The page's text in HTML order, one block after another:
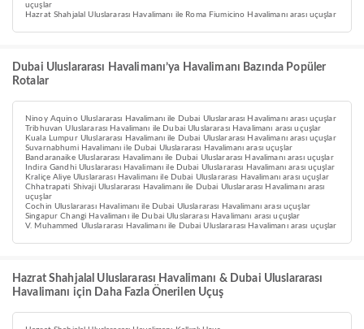
uçuşlar
Hazrat Shahjalal Uluslararası Havalimanı ile Roma Fiumicino Havalimanı arası uçuşlar
Dubai Uluslararası Havalimanı’ya Havalimanı Bazında Popüler
Rotalar
Ninoy Aquino Uluslararası Havalimanı ile Dubai Uluslararası Havalimanı arası uçuşlar
Tribhuvan Uluslararası Havalimanı ile Dubai Uluslararası Havalimanı arası uçuşlar
Kuala Lumpur Uluslararası Havalimanı ile Dubai Uluslararası Havalimanı arası uçuşlar
Suvarnabhumi Havalimanı ile Dubai Uluslararası Havalimanı arası uçuşlar
Bandaranaike Uluslararası Havalimanı ile Dubai Uluslararası Havalimanı arası uçuşlar
Indira Gandhi Uluslararası Havalimanı ile Dubai Uluslararası Havalimanı arası uçuşlar
Kraliçe Aliye Uluslararası Havalimanı ile Dubai Uluslararası Havalimanı arası uçuşlar
Chhatrapati Shivaji Uluslararası Havalimanı ile Dubai Uluslararası Havalimanı arası
uçuşlar
Cochin Uluslararası Havalimanı ile Dubai Uluslararası Havalimanı arası uçuşlar
Singapur Changi Havalimanı ile Dubai Uluslararası Havalimanı arası uçuşlar
V. Muhammed Uluslararası Havalimanı ile Dubai Uluslararası Havalimanı arası uçuşlar
Hazrat Shahjalal Uluslararası Havalimanı & Dubai Uluslararası
Havalimanı için Daha Fazla Önerilen Uçuş